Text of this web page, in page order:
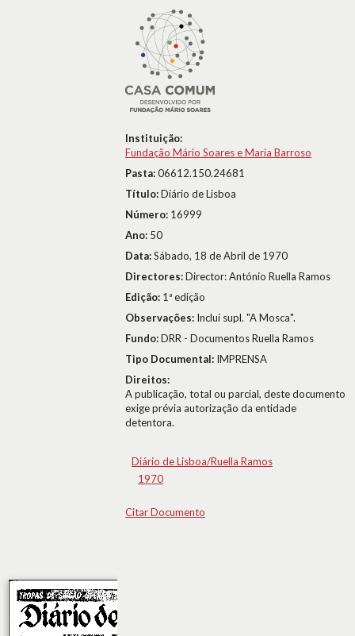
Instituição:
Fundação Mário Soares e Maria Barroso
Pasta:06612.150.24681
Título:Diário de Lisboa
Número: 16999
Ano: 50
Data:Sábado, 18 de Abril de 1970
Directores:Director: António Ruella Ramos
Edição: 1ª edição
Observações: Inclui supl. "A Mosca".
Fundo:DRR - Documentos Ruella Ramos
Tipo Documental: IMPRENSA
Direitos:
A publicação, total ou parcial, deste documento
exige prévia autorização da entidade
detentora.
Diário de Lisboa/Ruella Ramos
1970
Citar Documento